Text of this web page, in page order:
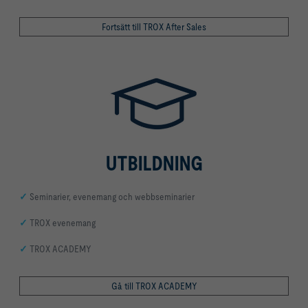
Fortsätt till TROX After Sales
UTBILDNING
✓ Seminarier, evenemang och webbseminarier
✓ TROX evenemang
✓ TROX ACADEMY
Gå till TROX ACADEMY